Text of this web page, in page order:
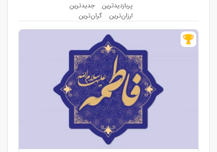
پربازدیدترین
جدیدترین
ارزان‌ترین
گران‌ترین